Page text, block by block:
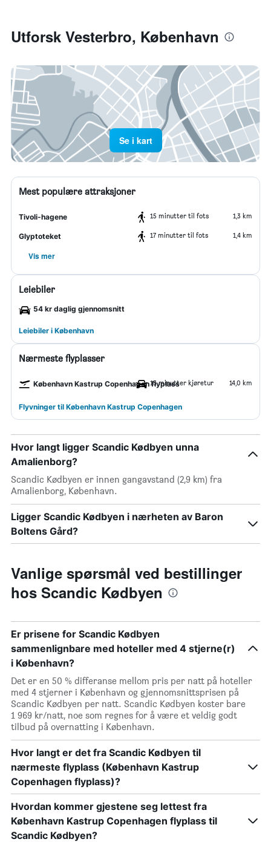
Utforsk Vesterbro, København
Se i kart
Mest populære attraksjoner
Tivoli-hagene 15 minutter til fots 1,3 km
Glyptoteket 17 minutter til fots 1,4 km
Vis mer
Leiebiler
54 kr daglig gjennomsnitt
Leiebiler i København
Nærmeste flyplasser
København Kastrup Copenhagen flyplass15 minutter kjøretur 14,0 km
Flyvninger til København Kastrup Copenhagen
Hvor langt ligger Scandic Kødbyen unna
Amalienborg?
Scandic Kødbyen er innen gangavstand (2,9 km) fra
Amalienborg, København.
Ligger Scandic Kødbyen i nærheten av Baron
Boltens Gård?
Vanlige spørsmål ved bestillinger
hos Scandic Kødbyen
Er prisene for Scandic Kødbyen
sammenlignbare med hoteller med 4 stjerne(r)
i København?
Det er en 50 % differanse mellom pris per natt på hoteller
med 4 stjerner i København og gjennomsnittsprisen på
Scandic Kødbyen per natt. Scandic Kødbyen koster bare
1 969 kr/natt, noe som regnes for å være et veldig godt
tilbud på overnatting i København.
Hvor langt er det fra Scandic Kødbyen til
nærmeste flyplass (København Kastrup
Copenhagen flyplass)?
Hvordan kommer gjestene seg lettest fra
København Kastrup Copenhagen flyplass til
Scandic Kødbyen?